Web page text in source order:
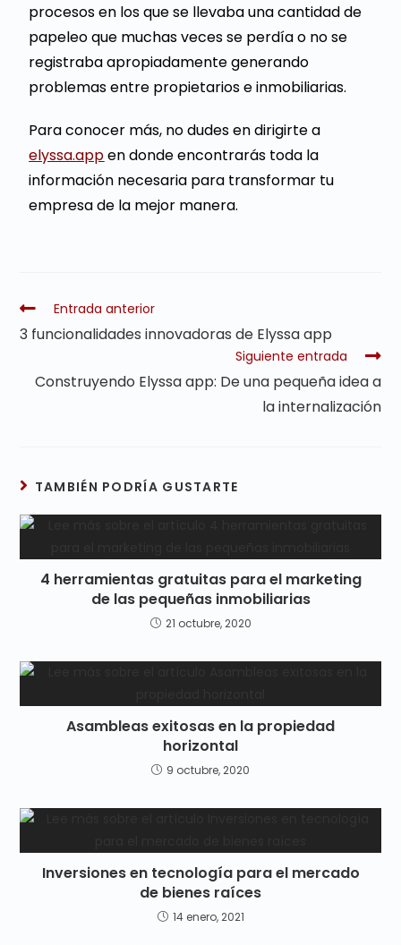
procesos en los que se llevaba una cantidad de
papeleo que muchas veces se perdía o no se
registraba apropiadamente generando
problemas entre propietarios e inmobiliarias.
Para conocer más, no dudes en dirigirte a
elyssa.appen donde encontrarás toda la
información necesaria para transformar tu
empresa de la mejor manera.
Entrada anterior
3 funcionalidades innovadoras de Elyssa app
Siguiente entrada
Construyendo Elyssa app: De una pequeña idea a
la internalización
TAMBIÉN PODRÍA GUSTARTE
4 herramientas gratuitas para el marketing
de las pequeñas inmobiliarias
21 octubre, 2020
Asambleas exitosas en la propiedad
horizontal
9 octubre, 2020
Inversiones en tecnología para el mercado
de bienes raíces
14 enero, 2021